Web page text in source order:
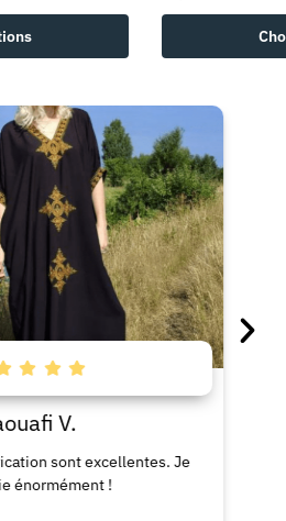
excellentes. Je
!